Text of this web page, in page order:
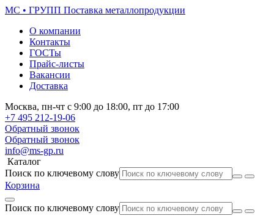
МС • ГРУПП Поставка металлопродукции
О компании
Контакты
ГОСТы
Прайс-листы
Вакансии
Доставка
Москва, пн-чт с 9:00 до 18:00, пт до 17:00
+7 495 212-19-06
Обратный звонок
Обратный звонок
info@ms-gp.ru
Каталог
Поиск по ключевому слову
Корзина
Поиск по ключевому слову